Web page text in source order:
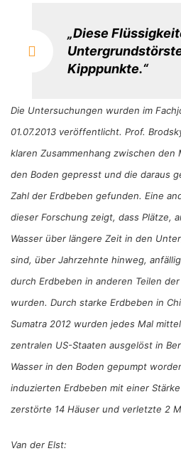
„Diese
Kipppunkte.“
Die Untersuchungen wurden im
01.07.2013 veröffentlicht. Prof.
klaren Zusammenhang zwischen den
den Boden gepresst und die daraus
Zahl der Erdbeben gefunden. Eine
dieser Forschung zeigt, dass Plätze,
Wasser über längere Zeit in den
sind, über Jahrzehnte hinweg,
durch Erdbeben in anderen Teilen
wurden. Durch starke Erdbeben in
Sumatra 2012 wurden jedes Mal
zentralen US-Staaten ausgelöst in
Wasser in den Boden gepumpt
induzierten Erdbeben mit einer
zerstörte 14 Häuser und verletzte 2
Van der Elst: